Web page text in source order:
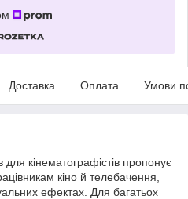
Доставка Оплата Умови
для кінематографістів пропонує
кіно й телебачення,
ефектах. Для багатьох